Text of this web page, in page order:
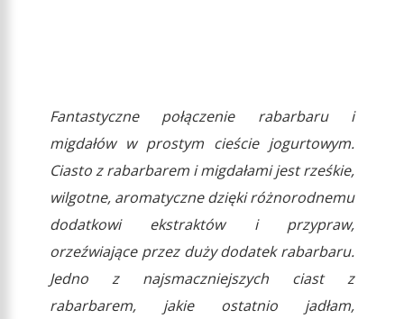
Fantastyczne połączenie rabarbaru i
migdałów w prostym cieście jogurtowym.
Ciasto z rabarbarem i migdałami jest rześkie,
wilgotne, aromatyczne dzięki różnorodnemu
dodatkowi ekstraktów i przypraw,
orzeźwiające przez duży dodatek rabarbaru.
Jedno z najsmaczniejszych ciast z
rabarbarem, jakie ostatnio jadłam,